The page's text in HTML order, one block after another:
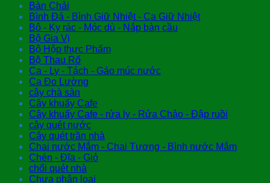
Bàn Chải
Bình Đá - Bình Giữ Nhiệt - Ca Giữ Nhiệt
Bô - Ky rác - Móc dù - Nắp bàn cầu
Bộ Gia Vị
Bộ Hộp thực Phẩm
Bộ Thau Rổ
Ca - Ly - Tách - Gáo múc nước
Ca Đo Lường
cây chà sàn
Cây khuấy Cafe
Cây khuấy Cafe - rửa ly - Rửa Chảo - Đập ruồi
cây quét nước
Cây quét trần nhà
Chai nước Mắm - Chai Tương - Bình nước Mắm
Chén - Đĩa - Giỏ
chổi quét nhà
Chưa phân loại